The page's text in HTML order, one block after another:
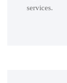
services.